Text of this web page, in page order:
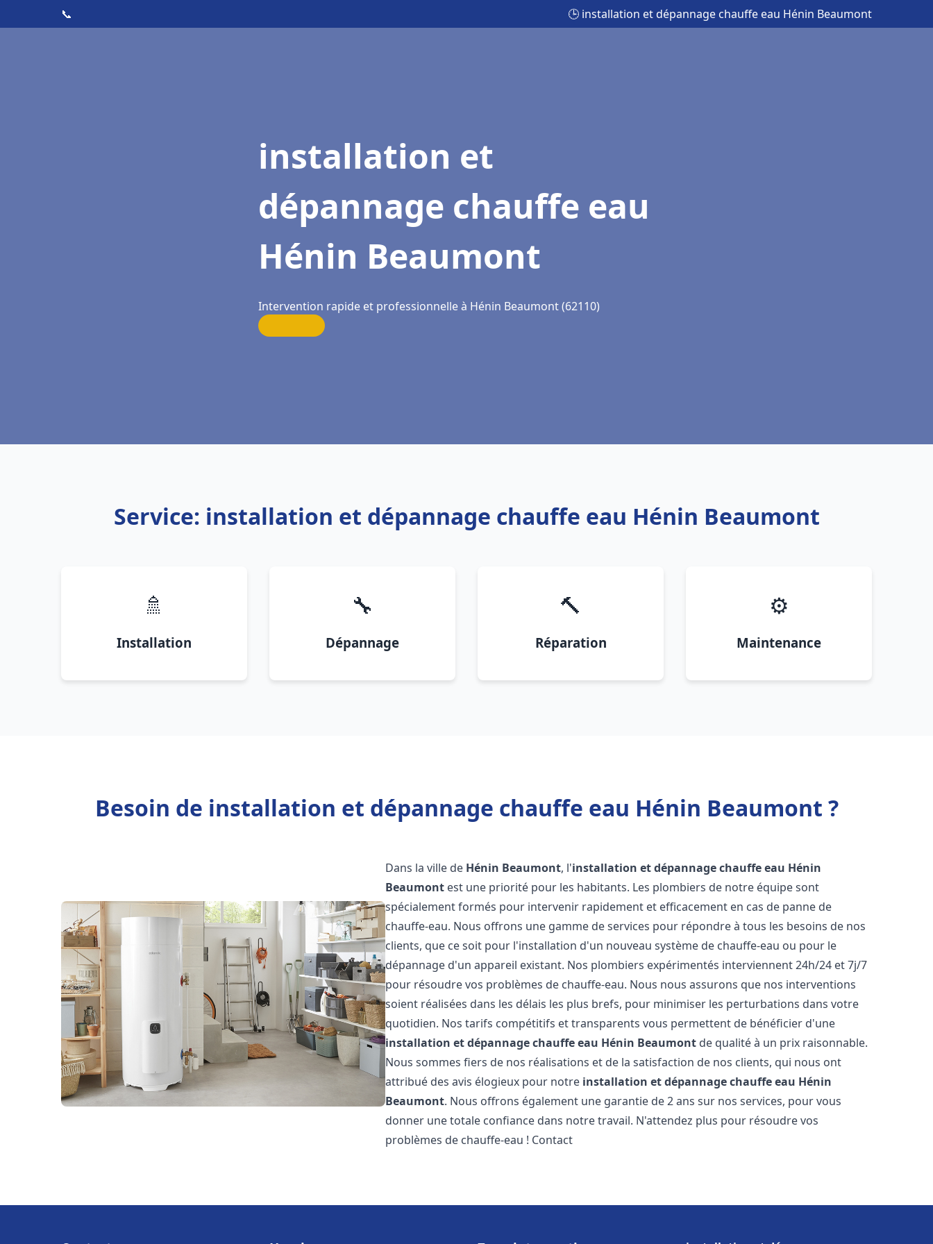
📞 🕒 installation et dépannage chauffe eau Hénin Beaumont
installation et
dépannage chauffe eau
Hénin Beaumont
Intervention rapide et professionnelle à Hénin Beaumont (62110)
Service: installation et dépannage chauffe eau Hénin Beaumont
🚿
Installation
🔧
Dépannage
🔨
Réparation
⚙️
Maintenance
Besoin de installation et dépannage chauffe eau Hénin Beaumont ?
Dans la ville de Hénin Beaumont, l'installation et dépannage chauffe eau Hénin
Beaumont est une priorité pour les habitants. Les plombiers de notre équipe sont
spécialement formés pour intervenir rapidement et efficacement en cas de panne de
chauffe-eau. Nous offrons une gamme de services pour répondre à tous les besoins de nos
clients, que ce soit pour l'installation d'un nouveau système de chauffe-eau ou pour le
dépannage d'un appareil existant. Nos plombiers expérimentés interviennent 24h/24 et 7j/7
pour résoudre vos problèmes de chauffe-eau. Nous nous assurons que nos interventions
soient réalisées dans les délais les plus brefs, pour minimiser les perturbations dans votre
quotidien. Nos tarifs compétitifs et transparents vous permettent de bénéficier d'une
installation et dépannage chauffe eau Hénin Beaumont de qualité à un prix raisonnable.
Nous sommes fiers de nos réalisations et de la satisfaction de nos clients, qui nous ont
attribué des avis élogieux pour notre installation et dépannage chauffe eau Hénin
Beaumont. Nous offrons également une garantie de 2 ans sur nos services, pour vous
donner une totale confiance dans notre travail. N'attendez plus pour résoudre vos
problèmes de chauffe-eau ! Contact